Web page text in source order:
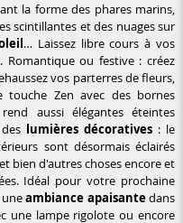
la forme des phares marins,
scintillantes et des nuages sur
…Laissez libre cours à vos
Romantique ou festive : créez
vos parterres de fleurs,
Zen avec des bornes
aussi élégantes éteintes
lumières décoratives : le
sont désormais éclairés
bien d'autres choses encore et
Idéal pour votre prochaine
uneambiance apaisante dans
une lampe rigolote ou encore